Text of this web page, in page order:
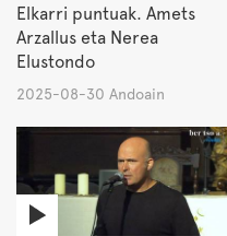
Elkarri puntuak. Amets
Arzallus eta Nerea
Elustondo
2025-08-30 Andoain